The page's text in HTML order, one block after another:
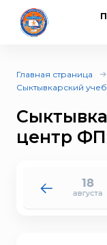
Главная страница
Сыктывкарский
центр
18
августа